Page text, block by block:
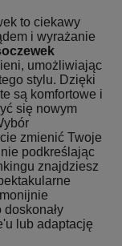
to ciekawy
i wyrażanie
umożliwiając
stylu. Dzięki
są komfortowe i
się nowym
zmienić Twoje
podkreślając
znajdziesz
lub adaptację